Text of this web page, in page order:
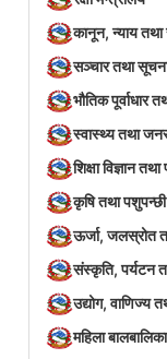
कानून, न्याय तथा
सञ्‍चार तथा
भौतिक पूर्वाधार
स्वास्थ्य तथा
शिक्षा विज्ञान
कृषि तथा
ऊर्जा, जलस्रोत
संस्कृति, पर्यटन
उद्योग, वाणिज्य
महिला